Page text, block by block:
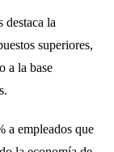
destaca la
superiores,
a la base
a empleados que